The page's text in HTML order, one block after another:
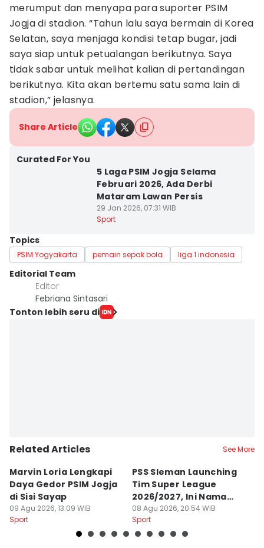
merumput dan menyapa para suporter PSIM
Jogja di stadion. “Tahun lalu saya bermain di Korea
Selatan, saya menjaga kondisi tetap bugar, jadi
saya siap untuk petualangan berikutnya. Saya
tidak sabar untuk melihat kalian di pertandingan
berikutnya. Kita akan bertemu satu sama lain di
stadion,” jelasnya.
Share Article
Curated For You
5 Laga PSIM Jogja Selama
Februari 2026, Ada Derbi
Mataram Lawan Persis
29 Jan 2026, 07:31 WIB
Sport
Topics
PSIM Yogyakarta pemain sepak bola liga 1 indonesia
Editorial Team
Editor
Febriana Sintasari
Tonton lebih seru di
Related Articles See More
Marvin Loria Lengkapi
Daya Gedor PSIM Jogja
di Sisi Sayap
09 Agu 2026, 13:09 WIB
Sport
PSS Sleman Launching
Tim Super League
2026/2027, Ini Nama
Para Pemain
08 Agu 2026, 20:54 WIB
Sport